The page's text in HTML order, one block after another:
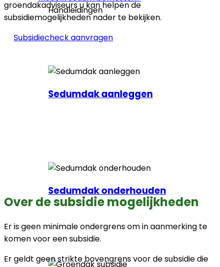
Handleidingen
Sedumdak aanleggen
Sedumdak onderhouden
groendakadviseurs u kan helpen de
subsidiemogelijkheden nader te bekijken.
Subsidiecheck aanvragen
Over de subsidie mogelijkheden
Er is geen minimale ondergrens om in aanmerking te
komen voor een subsidie.
Er geldt geen strikte bovengrens voor de subsidie die